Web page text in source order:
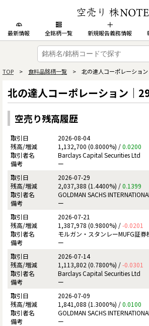
最新情報 全銘柄一覧 新規報告義務情報
TOP > 食料品銘柄一覧 > 北の達人コーポレーション
北の達人コーポレーション｜
空売り残高履歴
2026-08-04
1,132,700 (0.8000%) /0.0200
Barclays Capital Securities Ltd
ー
2026-07-29
2,037,388 (1.4400%) /0.1399
GOLDMAN SACHS INTERNATIONAL
ー
2026-07-21
1,387,978 (0.9800%) /-0.0201
モルガン・スタンレーMUFG証券
ー
2026-07-14
1,113,802 (0.7800%) /-0.0301
Barclays Capital Securities Ltd
ー
2026-07-09
1,841,088 (1.3000%) /0.0100
GOLDMAN SACHS INTERNATIONAL
ー